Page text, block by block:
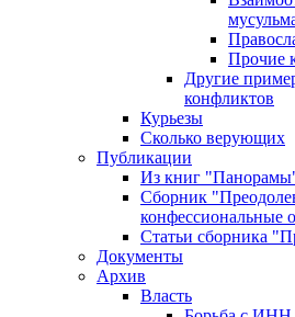
Прочие
Другие
конфликтов
Курьезы
Сколько верующих
Публикации
Из книг
Сборник
конфессиональные
Статьи сборника
Документы
Архив
Власть